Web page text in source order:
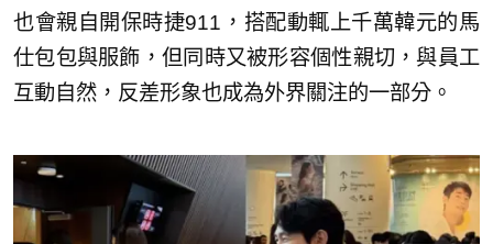
也會親自開保時捷911，搭配動輒上千萬韓元的馬
仕包包與服飾，但同時又被形容個性親切，與員工
互動自然，反差形象也成為外界關注的一部分。